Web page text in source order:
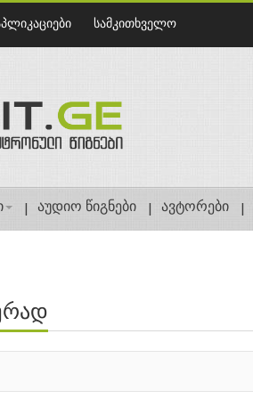
სამკითხველო
აუდიო წიგნები ავტორები